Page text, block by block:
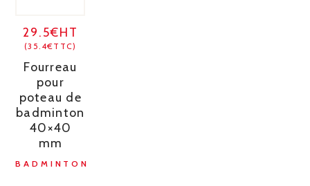
29.5€HT
(35.4€TTC)
Fourreau
pour
poteau de
badminton
40×40
mm
BADMINTON